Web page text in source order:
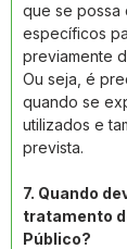
que se possa
específicos
previamente
Ou seja, é
quando se
utilizados e
prevista.
7. Quando
tratamento
Público?